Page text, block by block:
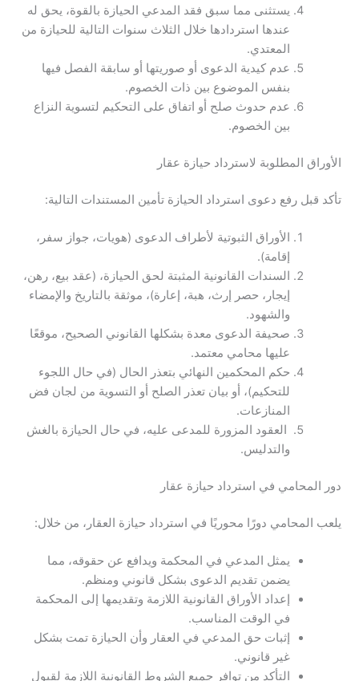
يستثنى مما سبق فقد المدعي الحيازة بالقوة، يحق له
عندها استردادها خلال الثلاث سنوات التالية للحيازة من
المعتدي.
عدم كيدية الدعوى أو صوريتها أو سابقة الفصل فيها
بنفس الموضوع بين ذات الخصوم.
عدم حدوث صلح أو اتفاق على التحكيم لتسوية النزاع
بين الخصوم.
الأوراق المطلوبة لاسترداد حيازة عقار
تأكد قبل رفع دعوى استرداد الحيازة تأمين المستندات التالية:
الأوراق الثبوتية لأطراف الدعوى (هويات، جواز سفر،
إقامة).
السندات القانونية المثبتة لحق الحيازة، (عقد بيع، رهن،
إيجار، حصر إرث، هبة، إعارة)، موثقة بالتاريخ والإمضاء
والشهود.
صحيفة الدعوى معدة بشكلها القانوني الصحيح، موقعًا
عليها محامي معتمد.
حكم المحكمين النهائي بتعذر الحال (في حال اللجوء
للتحكيم)، أو بيان تعذر الصلح أو التسوية من لجان فض
المنازعات.
العقود المزورة للمدعى عليه، في حال الحيازة بالغش
والتدليس.
دور المحامي في استرداد حيازة عقار
يلعب المحامي دورًا محوريًا في استرداد حيازة العقار، من خلال:
يمثل المدعي في المحكمة ويدافع عن حقوقه، مما
يضمن تقديم الدعوى بشكل قانوني ومنظم.
إعداد الأوراق القانونية اللازمة وتقديمها إلى المحكمة
في الوقت المناسب.
إثبات حق المدعي في العقار وأن الحيازة تمت بشكل
غير قانوني.
التأكد من توافر جميع الشروط القانونية اللازمة لقبول